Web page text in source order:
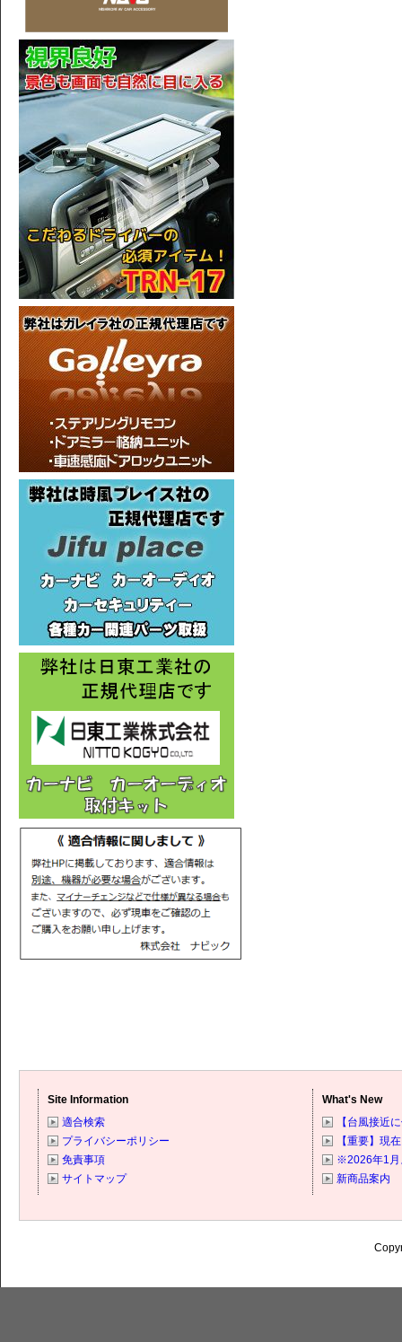
Site Information
適合検索
プライバシーポリシー
免責事項
サイトマップ
What's New
【台風接近
【重要】現
※2026年1月
新商品案内